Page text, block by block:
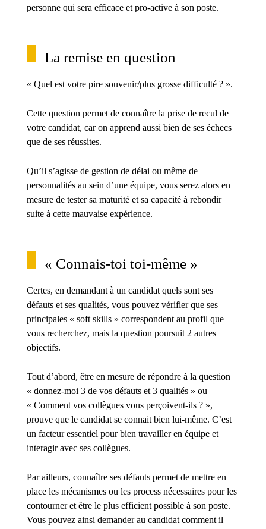
personne qui sera efficace et pro-active à son poste.
La remise en question
« Quel est votre pire souvenir/plus grosse difficulté ? ».
Cette question permet de connaître la prise de recul de
votre candidat, car on apprend aussi bien de ses échecs
que de ses réussites.
Qu’il s’agisse de gestion de délai ou même de
personnalités au sein d’une équipe, vous serez alors en
mesure de tester sa maturité et sa capacité à rebondir
suite à cette mauvaise expérience.
« Connais-toi toi-même »
Certes, en demandant à un candidat quels sont ses
défauts et ses qualités, vous pouvez vérifier que ses
principales « soft skills » correspondent au profil que
vous recherchez, mais la question poursuit 2 autres
objectifs.
Tout d’abord, être en mesure de répondre à la question
« donnez-moi 3 de vos défauts et 3 qualités » ou
« Comment vos collègues vous perçoivent-ils ? »,
prouve que le candidat se connait bien lui-même. C’est
un facteur essentiel pour bien travailler en équipe et
interagir avec ses collègues.
Par ailleurs, connaître ses défauts permet de mettre en
place les mécanismes ou les process nécessaires pour les
contourner et être le plus efficient possible à son poste.
Vous pouvez ainsi demander au candidat comment il